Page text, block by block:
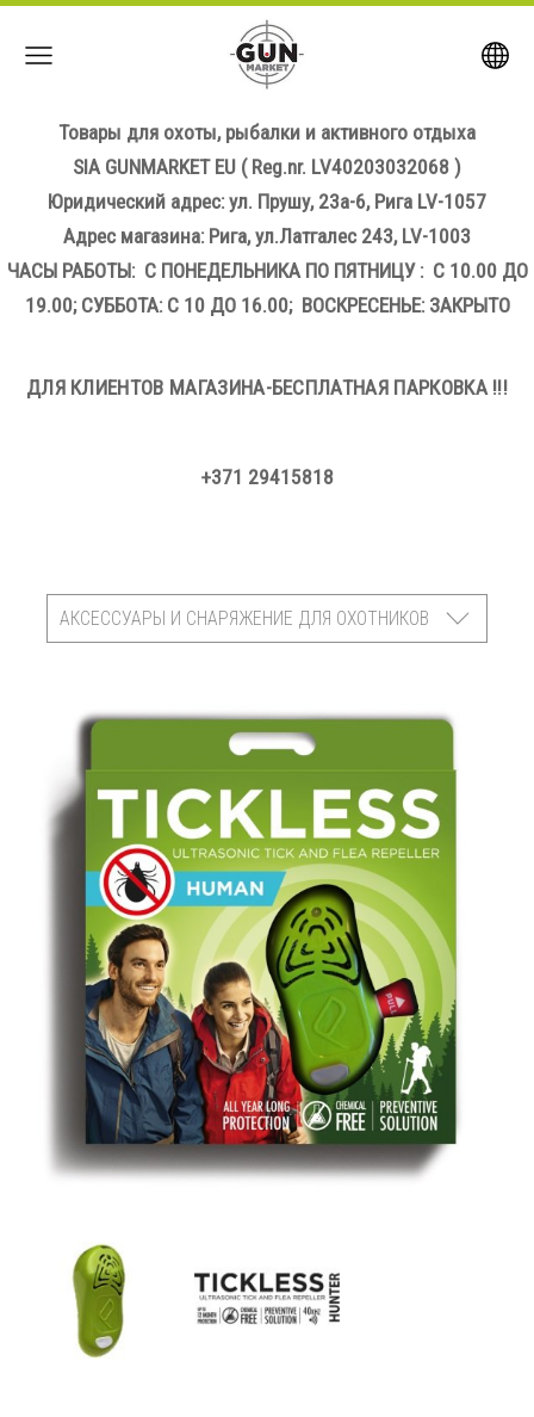
Товары для охоты, рыбалки и активного отдыха
SIA GUNMARKET EU ( Reg.nr. LV40203032068 )
Юридический адрес: ул. Прушу, 23а-6, Рига LV-1057
Адрес магазина: Рига, ул.Латгалес 243, LV-1003
ЧАСЫ РАБОТЫ: С ПОНЕДЕЛЬНИКА ПО ПЯТНИЦУ : С 10.00 ДО
19.00; СУББОТА: С 10 ДО 16.00; ВОСКРЕСЕНЬЕ: ЗАКРЫТО
ДЛЯ КЛИЕНТОВ МАГАЗИНА-БЕСПЛАТНАЯ ПАРКОВКА !!!
+371 29415818
АКСЕССУАРЫ И СНАРЯЖЕНИЕ ДЛЯ ОХОТНИКОВ